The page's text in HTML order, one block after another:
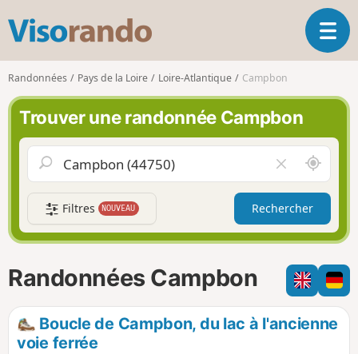
s
o
r
n
d
o
O
u
l
a
i
g
t
i
o
n
Randonnées Pays de la Loire Loire-Atlantique Campbon
Trouver une randonnée Campbon
i
d
e
r
l
e
h
m
A
u
t
u
r
d
e
m
i
Filtres NOUVEAU Rechercher
Randonnées Campbon
Boucle de Campbon, du lac à l'ancienne
voie ferrée